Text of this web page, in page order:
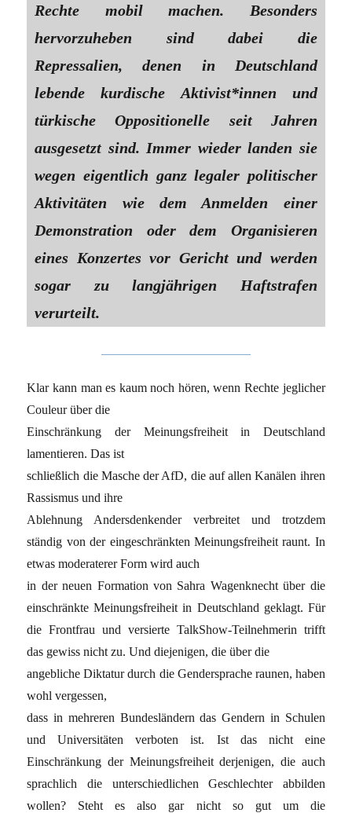
Rechte mobil machen. Besonders
hervorzuheben sind dabei die
Repressalien, denen in Deutschland
lebende kurdische Aktivist*innen und
türkische Oppositionelle seit Jahren
ausgesetzt sind. Immer wieder landen sie
wegen eigentlich ganz legaler politischer
Aktivitäten wie dem Anmelden einer
Demonstration oder dem Organisieren
eines Konzertes vor Gericht und werden
sogar zu langjährigen Haftstrafen
verurteilt.
Klar kann man es kaum noch hören, wenn Rechte jeglicher
Couleur über die
Einschränkung der Meinungsfreiheit in Deutschland
lamentieren. Das ist
schließlich die Masche der AfD, die auf allen Kanälen ihren
Rassismus und ihre
Ablehnung Andersdenkender verbreitet und trotzdem
ständig von der eingeschränkten Meinungsfreiheit raunt. In
etwas moderaterer Form wird auch
in der neuen Formation von Sahra Wagenknecht über die
einschränkte Meinungsfreiheit in Deutschland geklagt. Für
die Frontfrau und versierte TalkShow-Teilnehmerin trifft
das gewiss nicht zu. Und diejenigen, die über die
angebliche Diktatur durch die Gendersprache raunen, haben
wohl vergessen,
dass in mehreren Bundesländern das Gendern in Schulen
und Universitäten verboten ist. Ist das nicht eine
Einschränkung der Meinungsfreiheit derjenigen, die auch
sprachlich die unterschiedlichen Geschlechter abbilden
wollen? Steht es also gar nicht so gut um die